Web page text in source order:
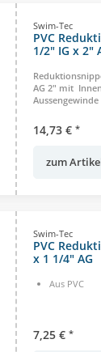
Swim-Tec
PVC
1/2" IG x 2"
AG 2" mit
Aussengewinde
14,73 € *
zum
Swim-Tec
PVC
x 1 1/4" AG
Aus PVC
7,25 € *